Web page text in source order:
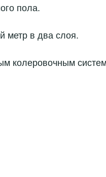
пола.
метр в два слоя.
колеровочным